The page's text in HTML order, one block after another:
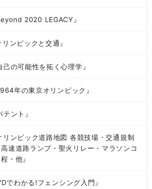
2020 LEGACY』
ンピックと交通』
の可能性を拓く心理学』
年の東京オリンピック』
ント』
ンピック道路地図 各競技場・交通規制
速道路ランプ・聖火リレー・マラソンコ
・他』
でわかる!フェンシング入門』